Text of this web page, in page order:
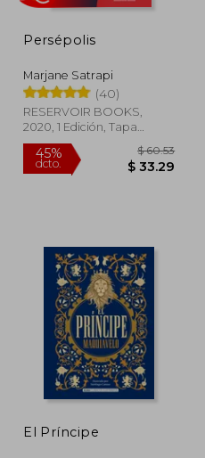
45%
Persépolis
Marjane Satrapi
(40)
RESERVOIR BOOKS,
2020, 1 Edición, Tapa
Blanda, Nuevo
Rápido
El Príncipe